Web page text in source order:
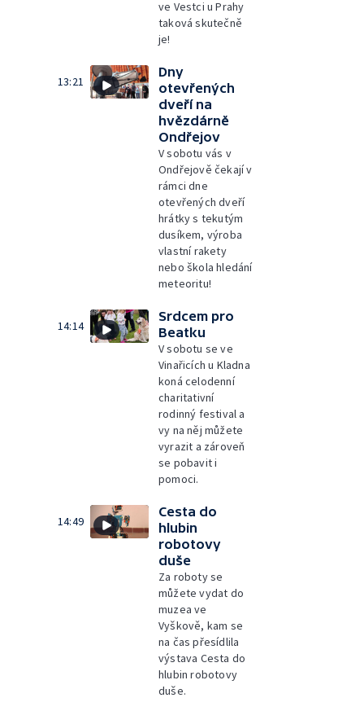
ve Vestci u Prahy
taková skutečně
je!
13:21
Dny
otevřených
dveří na
hvězdárně
Ondřejov
V sobotu vás v
Ondřejově čekají v
rámci dne
otevřených dveří
hrátky s tekutým
dusíkem, výroba
vlastní rakety
nebo škola hledání
meteoritu!
14:14
Srdcem pro
Beatku
V sobotu se ve
Vinařicích u Kladna
koná celodenní
charitativní
rodinný festival a
vy na něj můžete
vyrazit a zároveň
se pobavit i
pomoci.
14:49
Cesta do
hlubin
robotovy
duše
Za roboty se
můžete vydat do
muzea ve
Vyškově, kam se
na čas přesídlila
výstava Cesta do
hlubin robotovy
duše.